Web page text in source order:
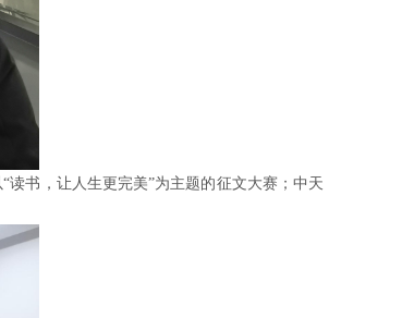
读书，让人生更完美”为主题的征文大赛；中天